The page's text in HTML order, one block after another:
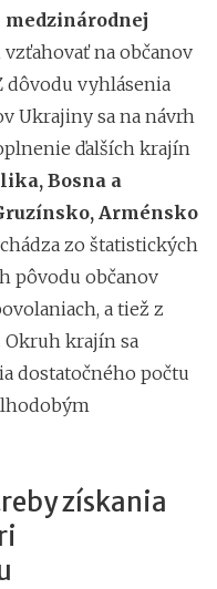
na občanov
dôvodu vyhlásenia
Ukrajiny sa na návrh
ďalších krajín
Bosna a
Arménsko
zo štatistických
pôvodu občanov
a tiež z
krajín sa
dostatočného počtu
získania